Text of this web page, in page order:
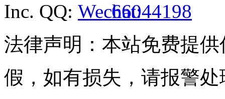
Inc. QQ:
66044198
法律声明：本站免费提
假，如有损失，请报警